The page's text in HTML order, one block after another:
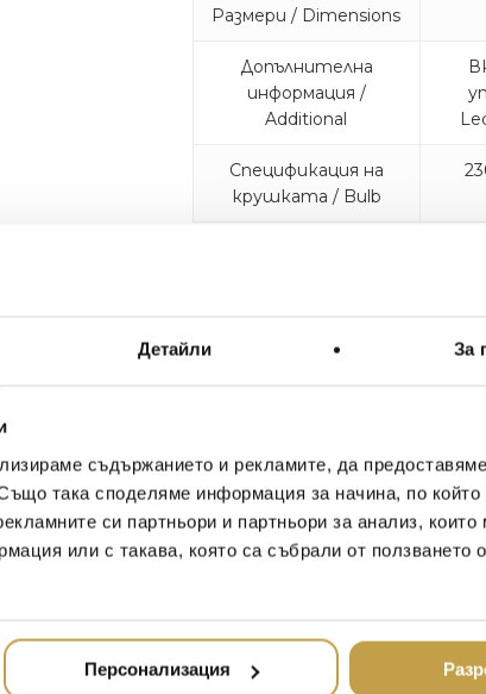
Детайли За
съдържанието и рекламите, да
така споделяме информация за начина, по който
си партньори и партньори за анализ,
или с такава, която са събрали от ползването
Персонализация
Размери / Dimensions
Допълнителна
информация /
Additional
Спецификация на
крушката / Bulb
Луди и диви, лампите –
дизайнера Marcantonio
висят смело от тавана или
етажерка или нощно
театрално присъствие, в
природният свят се
A crazy and crafty family.
in which art, design and the
magical products. The perfect
Иван Иванов
2020-05-20 2018-